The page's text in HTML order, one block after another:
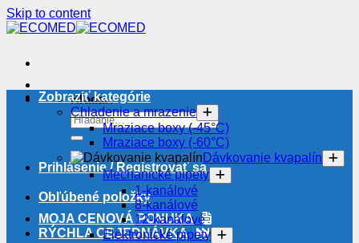
Skip to content
Hľadať:
Prihlásenie / Registrovať sa
Obľúbené položky
MOJA CENOVÁ PONUKA
RÝCHLA OBJEDNÁVKA
Zobraziť kategórie
Chladenie a mrazenie
Mraziace boxy (-45°C)
Mraziace boxy (-60°C)
Dávkovanie kvapalín
Mechanické pipety
1-kanálové
8-kanálové
12-kanálové
Elektronické pipety